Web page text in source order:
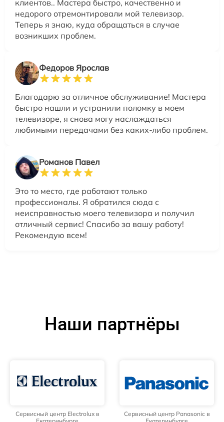
клиентов.. Мастера быстро, качественно и
недорого отремонтировали мой телевизор.
Теперь я знаю, куда обращаться в случае
возникших проблем.
Федоров Ярослав
Благодарю за отличное обслуживание! Мастера
быстро нашли и устранили поломку в моем
телевизоре, я снова могу наслаждаться
любимыми передачами без каких-либо проблем.
Романов Павел
Это то место, где работают только
профессионалы. Я обратился сюда с
неисправностью моего телевизора и получил
отличный сервис! Спасибо за вашу работу!
Рекомендую всем!
Наши партнёры
Сервисный центр Electrolux в
Сервисный центр Panasonic в